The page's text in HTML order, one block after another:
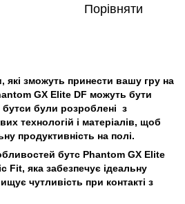
Порівняти
які зможуть принести вашу гру на
GX Elite DF можуть бути
були розроблені з
технологій і матеріалів, щоб
продуктивність на полі.
бутс Phantom GX Elite
Fit, яка забезпечує ідеальну
чутливість при контакті з